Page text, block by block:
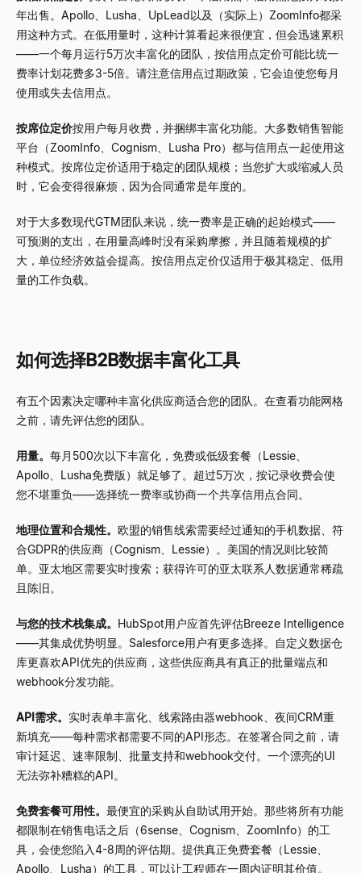
年出售。Apollo、Lusha、UpLead以及（实际上）ZoomInfo都采
用这种方式。在低用量时，这种计算看起来很便宜，但会迅速累积
——一个每月运行5万次丰富化的团队，按信用点定价可能比统一
费率计划花费多3-5倍。请注意信用点过期政策，它会迫使您每月
使用或失去信用点。
按席位定价按用户每月收费，并捆绑丰富化功能。大多数销售智能
平台（ZoomInfo、Cognism、Lusha Pro）都与信用点一起使用这
种模式。按席位定价适用于稳定的团队规模；当您扩大或缩减人员
时，它会变得很麻烦，因为合同通常是年度的。
对于大多数现代GTM团队来说，统一费率是正确的起始模式——
可预测的支出，在用量高峰时没有采购摩擦，并且随着规模的扩
大，单位经济效益会提高。按信用点定价仅适用于极其稳定、低用
量的工作负载。
如何选择B2B数据丰富化工具
有五个因素决定哪种丰富化供应商适合您的团队。在查看功能网格
之前，请先评估您的团队。
用量。 每月500次以下丰富化，免费或低级套餐（Lessie、
Apollo、Lusha免费版）就足够了。超过5万次，按记录收费会使
您不堪重负——选择统一费率或协商一个共享信用点合同。
地理位置和合规性。 欧盟的销售线索需要经过通知的手机数据、符
合GDPR的供应商（Cognism、Lessie）。美国的情况则比较简
单。亚太地区需要实时搜索；获得许可的亚太联系人数据通常稀疏
且陈旧。
与您的技术栈集成。 HubSpot用户应首先评估Breeze Intelligence
——其集成优势明显。Salesforce用户有更多选择。自定义数据仓
库更喜欢API优先的供应商，这些供应商具有真正的批量端点和
webhook分发功能。
API需求。 实时表单丰富化、线索路由器webhook、夜间CRM重
新填充——每种需求都需要不同的API形态。在签署合同之前，请
审计延迟、速率限制、批量支持和webhook交付。一个漂亮的UI
无法弥补糟糕的API。
免费套餐可用性。 最便宜的采购从自助试用开始。那些将所有功能
都限制在销售电话之后（6sense、Cognism、ZoomInfo）的工
具，会使您陷入4-8周的评估期。提供真正免费套餐（Lessie、
Apollo、Lusha）的工具，可以让工程师在一周内证明其价值。